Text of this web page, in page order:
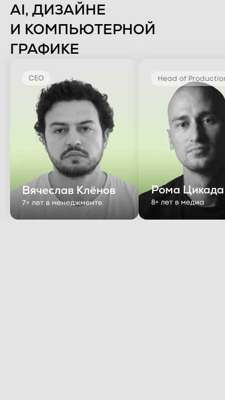
AI, ДИЗАЙНЕ
И КОМПЬЮТЕРНОЙ
ГРАФИКЕ
CEO
Вячеслав Клёнов
7+ лет в менеджменте
Head of
Рома Цикада
8+ лет в медиа